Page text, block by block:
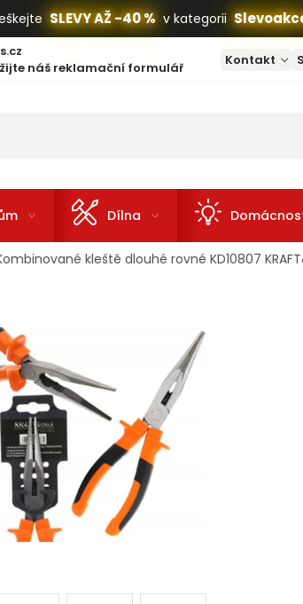
SLEVY AŽ -40 % v kategorii
náš reklamační formulář Kontakt
Dílna
kleště dlouhé rovné KD10807